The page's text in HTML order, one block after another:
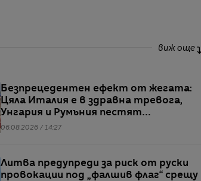
виж още
Безпрецедентен ефект от жегата:
Цяла Италия е в здравна тревога,
Унгария и Румъния пестят
електричество
06.08.2026 / 14:27
Литва предупреди за риск от руски
провокации под „фалшив флаг“ срещу